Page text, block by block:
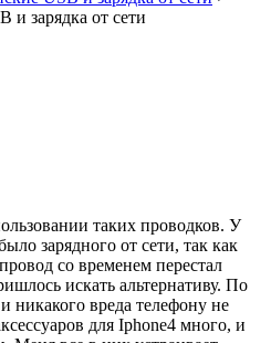
и зарядка от сети
таких проводков. У
зарядного от сети, так как
со временем перестал
искать альтернативу. По
никакого вреда телефону не
для Iphone4 много, и